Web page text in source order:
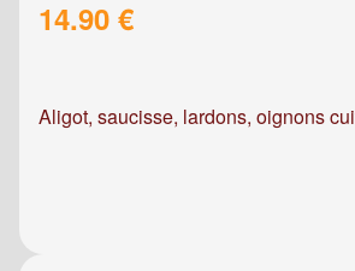
14.90 €
Aligot, saucisse, lardons, oignons